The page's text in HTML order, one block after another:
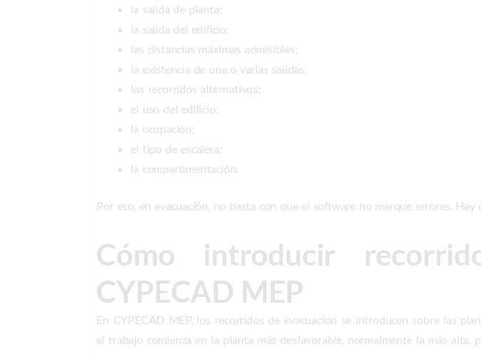
la salida de planta;
la salida del edificio;
las distancias máximas admisibles;
la existencia de una o varias salidas;
los recorridos alternativos;
el uso del edificio;
la ocupación;
el tipo de escalera;
la compartimentación.
Por eso, en evacuación, no basta con que el software no marque errores.
Cómo introducir
CYPECAD MEP
En CYPECAD MEP, los recorridos de evacuación se introducen sobre las
el trabajo comienza en la planta más desfavorable, normalmente la más